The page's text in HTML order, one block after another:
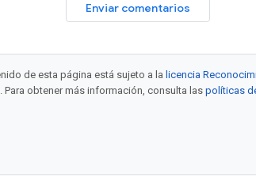
Enviar comentarios
de esta página está sujeto a la licencia
. Para obtener más información, consulta las políticas